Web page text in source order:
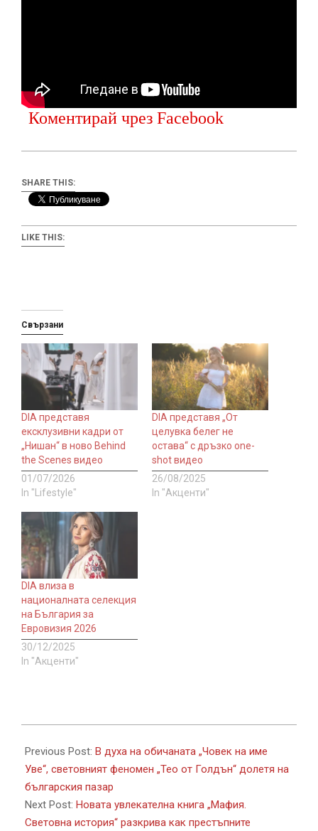
Коментирай чрез Facebook
SHARE THIS:
LIKE THIS:
Свързани
DIA представя
ексклузивни кадри от
„Нишан“ в ново Behind
the Scenes видео
01/07/2026
In "Lifestyle"
DIA представя „От
целувка белег не
остава“ с дръзко one-
shot видео
26/08/2025
In "Акценти"
DIA влиза в
националната селекция
на България за
Евровизия 2026
30/12/2025
In "Акценти"
05-
20
Previous Post: В духа на обичаната „Човек на име
Уве“, световният феномен „Тео от Голдън“ долетя на
българския пазар
Next Post: Новата увлекателна книга „Мафия.
Световна история“ разкрива как престъпните